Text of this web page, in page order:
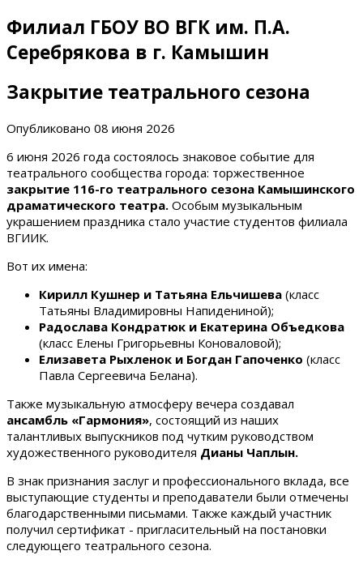
Филиал ГБОУ ВО ВГК им. П.А.
Серебрякова в г. Камышин
Закрытие театрального сезона
Опубликовано 08 июня 2026
6 июня 2026 года состоялось знаковое событие для
театрального сообщества города: торжественное
закрытие 116-го театрального сезона Камышинского
драматического театра. Особым музыкальным
украшением праздника стало участие студентов филиала
ВГИИК.
Вот их имена:
Кирилл Кушнер и Татьяна Ельчишева (класс
Татьяны Владимировны Напидениной);
Радослава Кондратюк и Екатерина Объедкова
(класс Елены Григорьевны Коноваловой);
Елизавета Рыхленок и Богдан Гапоченко (класс
Павла Сергеевича Белана).
Также музыкальную атмосферу вечера создавал
ансамбль «Гармония», состоящий из наших
талантливых выпускников под чутким руководством
художественного руководителя Дианы Чаплын.
В знак признания заслуг и профессионального вклада, все
выступающие студенты и преподаватели были отмечены
благодарственными письмами. Также каждый участник
получил сертификат - пригласительный на постановки
следующего театрального сезона.